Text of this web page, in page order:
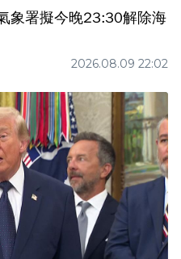
象署擬今晚23:30解除海
2026.08.09 22:02